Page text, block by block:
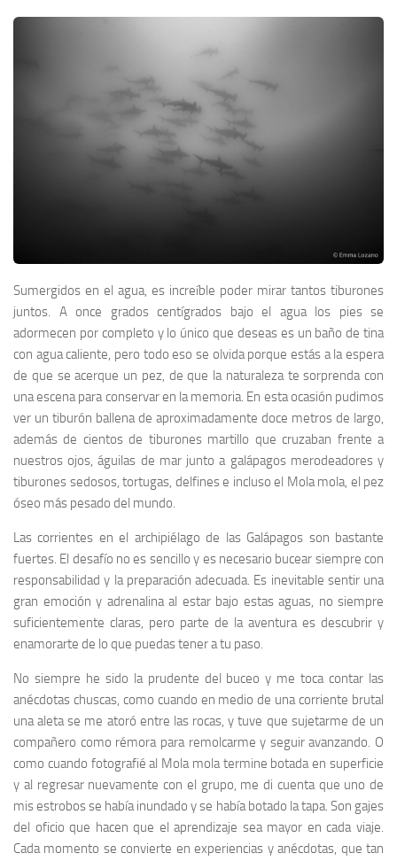
Sumergidos en el agua, es increíble poder mirar tantos tiburones
juntos. A once grados centígrados bajo el agua los pies se
adormecen por completo y lo único que deseas es un baño de tina
con agua caliente, pero todo eso se olvida porque estás a la espera
de que se acerque un pez, de que la naturaleza te sorprenda con
una escena para conservar en la memoria. En esta ocasión pudimos
ver un tiburón ballena de aproximadamente doce metros de largo,
además de cientos de tiburones martillo que cruzaban frente a
nuestros ojos, águilas de mar junto a galápagos merodeadores y
tiburones sedosos, tortugas, delfines e incluso el Mola mola, el pez
óseo más pesado del mundo.
Las corrientes en el archipiélago de las Galápagos son bastante
fuertes. El desafío no es sencillo y es necesario bucear siempre con
responsabilidad y la preparación adecuada. Es inevitable sentir una
gran emoción y adrenalina al estar bajo estas aguas, no siempre
suficientemente claras, pero parte de la aventura es descubrir y
enamorarte de lo que puedas tener a tu paso.
No siempre he sido la prudente del buceo y me toca contar las
anécdotas chuscas, como cuando en medio de una corriente brutal
una aleta se me atoró entre las rocas, y tuve que sujetarme de un
compañero como rémora para remolcarme y seguir avanzando. O
como cuando fotografié al Mola mola termine botada en superficie
y al regresar nuevamente con el grupo, me di cuenta que uno de
mis estrobos se había inundado y se había botado la tapa. Son gajes
del oficio que hacen que el aprendizaje sea mayor en cada viaje.
Cada momento se convierte en experiencias y anécdotas, que tan